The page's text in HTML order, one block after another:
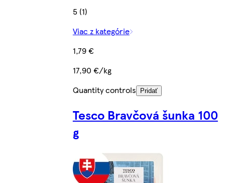
5 (1)
Viac z kategórie
1,79 €
17,90 €/kg
Quantity controls
Pridať
Tesco Bravčová šunka 100
g